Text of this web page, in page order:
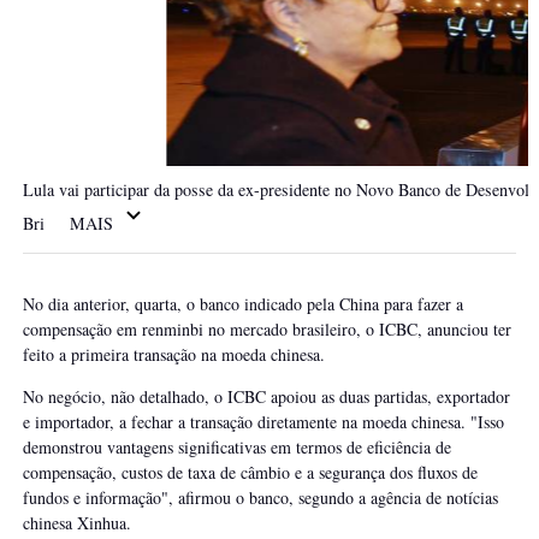
Lula vai participar da posse da ex-presidente no Novo Banco de
Bri
c
r
d
o
t
u
c
e
r
t
MAIS
I
A
M
I
S
O
L
A
R
No dia anterior, quarta, o banco indicado pela China para fazer a
compensação em renminbi no mercado brasileiro, o ICBC, anunciou ter
feito a primeira transação na moeda chinesa.
No negócio, não detalhado, o ICBC apoiou as duas partidas, exportador
e importador, a fechar a transação diretamente na moeda chinesa. "Isso
demonstrou vantagens significativas em termos de eficiência de
compensação, custos de taxa de câmbio e a segurança dos fluxos de
fundos e informação", afirmou o banco, segundo a agência de notícias
chinesa Xinhua.